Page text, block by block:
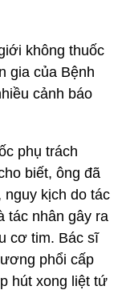
không thuốc
gia của Bệnh
cảnh báo
phụ trách
biết, ông đã
nguy kịch do tác
tác nhân gây ra
cơ tim. Bác sĩ
phổi cấp
hút xong liệt tứ